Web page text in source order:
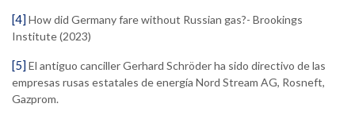
[4] How did Germany fare without Russian gas?- Brookings
Institute (2023)
[5] El antiguo canciller Gerhard Schröder ha sido directivo de las
empresas rusas estatales de energía Nord Stream AG, Rosneft,
Gazprom.